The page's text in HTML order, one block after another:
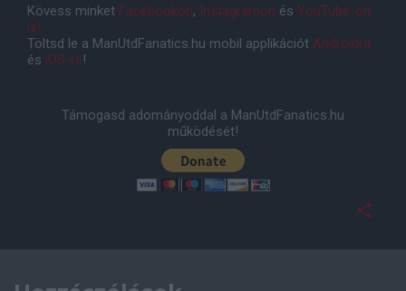
Kövess minket Facebookon, Instagramon és YouTube-on
is!
Töltsd le a ManUtdFanatics.hu mobil applikációt Androidra
és iOS-re!
Támogasd adományoddal a ManUtdFanatics.hu
működését!